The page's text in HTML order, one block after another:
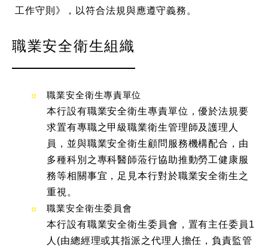
工作守則》，以符合法規與應遵守義務。
職業安全衛生組織
職業安全衛生專責單位
本行設有職業安全衛生專責單位，優於法規要
求置有專職之甲級職業衛生管理師及護理人
員，並與職業安全衛生顧問服務機構配合，由
多種科別之專科醫師蒞行協助推動勞工健康服
務等相關事宜，足見本行對於職業安全衛生之
重視。
職業安全衛生委員會
本行設有職業安全衛生委員會，置有主任委員1
人(由總經理或其指派之代理人擔任，負責監管